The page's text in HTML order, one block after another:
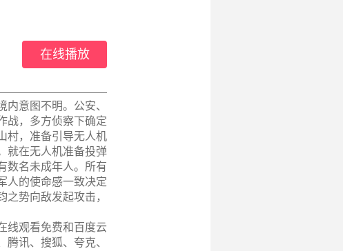
在线播放
意图不明。公安、
战，多方侦察下确定
村，准备引导无人机
就在无人机准备投弹
数名未成年人。所有
人的使命感一致决定
势向敌发起攻击，
线观看免费和百度云
腾讯、搜狐、夸克、